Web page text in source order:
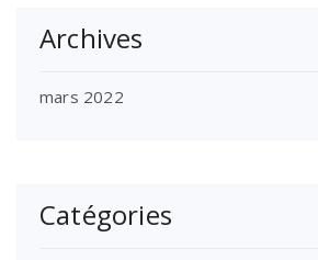
Archives
mars 2022
Catégories